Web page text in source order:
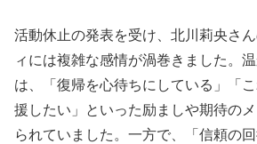
活動休止の発表を受け、北川莉央さ
ィには複雑な感情が渦巻きました。
は、「復帰を心待ちにしている」「
援したい」といった励ましや期待の
られていました。一方で、「信頼の